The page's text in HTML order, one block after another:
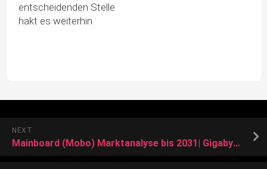
entscheidenden Stelle
hakt es weiterhin
NEXT
Mainboard (Mobo) Marktanalyse bis 2031| Gigabyte, ASRock, MSI, Biostar